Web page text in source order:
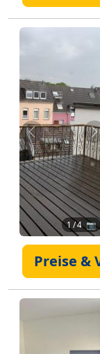
Zurück
1 / 4 📷
Preise &